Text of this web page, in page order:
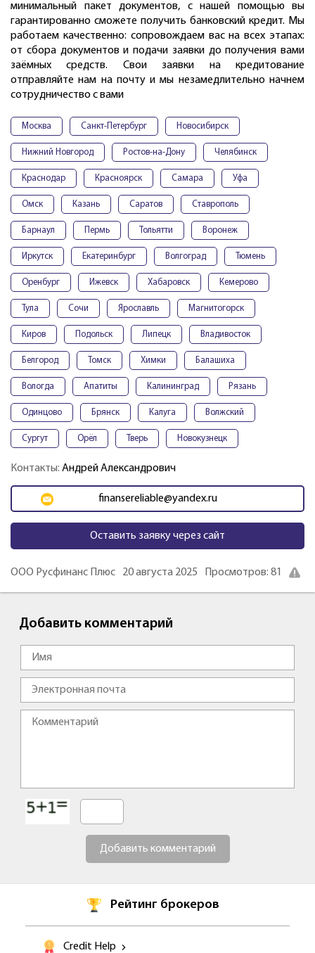
минимальный пакет документов, с нашей помощью вы
гарантированно сможете получить банковский кредит. Мы
работаем качественно: сопровождаем вас на всех этапах:
от сбора документов и подачи заявки до получения вами
заёмных средств. Свои заявки на кредитование
отправляйте нам на почту и мы незамедлительно начнем
сотрудничество с вами
Москва Санкт-Петербург Новосибирск
Нижний Новгород Ростов-на-Дону Челябинск
Краснодар Красноярск Самара Уфа
Омск Казань Саратов Ставрополь
Барнаул Пермь Тольятти Воронеж
Иркутск Екатеринбург Волгоград Тюмень
Оренбург Ижевск Хабаровск Кемерово
Тула Сочи Ярославль Магнитогорск
Киров Подольск Липецк Владивосток
Белгород Томск Химки Балашиха
Вологда Апатиты Калининград Рязань
Одинцово Брянск Калуга Волжский
Сургут Орёл Тверь Новокузнецк
Контакты: Андрей Александрович
finansereliable@yandex.ru
Оставить заявку через сайт
ООО Русфинанс Плюс 20 августа 2025 Просмотров: 81
Добавить комментарий
Добавить комментарий
Рейтинг брокеров
Credit Help